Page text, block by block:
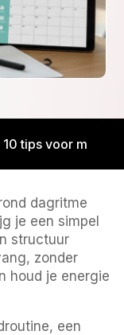
10 tips voor minder
dagritme
je een simpel
structuur
zonder
houd je energie
een